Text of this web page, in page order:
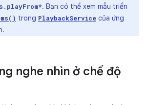
. Bạn có thể xem mẫu triển
trong PlaybackService của ứng
nghe nhìn ở chế độ